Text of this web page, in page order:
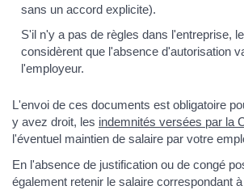
sans un accord explicite).
S'il n'y a pas de règles dans l'entreprise,
considèrent que l'absence d'autorisation
l'employeur.
L'envoi de ces documents est obligatoire
y avez droit, les indemnités versées par la
l'éventuel maintien de salaire par votre
En l'absence de justification ou de congé
également retenir le salaire correspondant